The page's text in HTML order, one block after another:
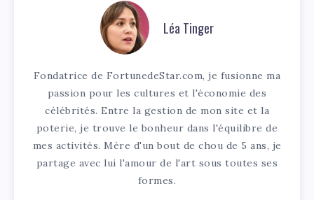
Léa Tinger
Fondatrice de FortunedeStar.com, je fusionne ma
passion pour les cultures et l'économie des
célébrités. Entre la gestion de mon site et la
poterie, je trouve le bonheur dans l'équilibre de
mes activités. Mère d'un bout de chou de 5 ans, je
partage avec lui l'amour de l'art sous toutes ses
formes.